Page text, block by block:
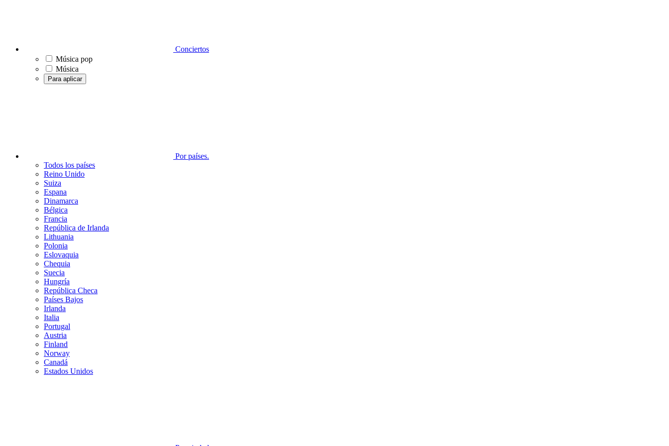
Conciertos
Música pop
Música
Para aplicar
Por países.
Todos los países
Reino Unido
Suiza
Espana
Dinamarca
Bélgica
Francia
República de Irlanda
Lithuania
Polonia
Eslovaquia
Chequia
Suecia
Hungría
República Checa
Países Bajos
Irlanda
Italia
Portugal
Austria
Finland
Norway
Canadá
Estados Unidos